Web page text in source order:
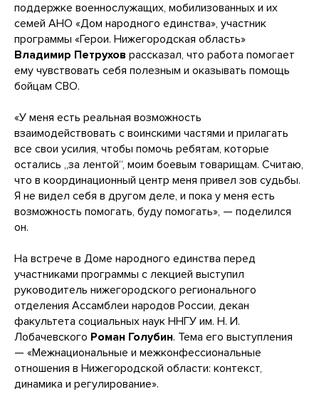
поддержке военнослужащих, мобилизованных и их
семей АНО «Дом народного единства», участник
программы «Герои. Нижегородская область»
Владимир Петрухов рассказал, что работа помогает
ему чувствовать себя полезным и оказывать помощь
бойцам СВО.
«У меня есть реальная возможность
взаимодействовать с воинскими частями и прилагать
все свои усилия, чтобы помочь ребятам, которые
остались „за лентой“, моим боевым товарищам. Считаю,
что в координационный центр меня привел зов судьбы.
Я не видел себя в другом деле, и пока у меня есть
возможность помогать, буду помогать», — поделился
он.
На встрече в Доме народного единства перед
участниками программы с лекцией выступил
руководитель нижегородского регионального
отделения Ассамблеи народов России, декан
факультета социальных наук ННГУ им. Н. И.
Лобачевского Роман Голубин. Тема его выступления
— «Межнациональные и межконфессиональные
отношения в Нижегородской области: контекст,
динамика и регулирование».